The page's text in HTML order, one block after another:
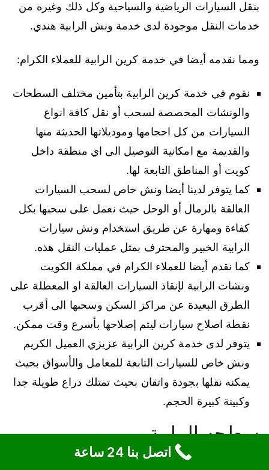
بنقل السيارات الرياضية والسياحية وكل ذلك وغيره من
خدمات النقل موجودة لدى خدمة ونش الرابية هندي.
ومما نقدمه أيضا في خدمة كرين الرابية للعملاء الكرام:
نقوم في خدمة كرين الرابية بتأمين مختلف السطحات
والونشات المخصصة لسحب أو نقل كافة انواع
السيارات من كل احجامها وموديلاتها الحديثة منها
والقديمة مع امكانية التوصيل الى اي منطقة داخل
كويت أو المناطق التابعة لها.
كما يتوفر لدينا أيضا ونش خاص لسحب السيارات
العالقة بالرمال أو الوحل حيث نعمل على سحبها بكل
كفاءة ومهارة عن طريق استخدام ونش سيارات
الرابية الخبير والمحترف بمثل عمليات النقل هذه.
كما نقدم أيضا للعملاء الكرام في مملكة الكويت
ونشات الرابية لإنقاذ السيارات العالقة او المعطلة على
الطرق البعيدة عن مراكز السكن وسحبها الى أقرب
نقطة اصلاح سيارات ليتم إصلاحها بأسرع وقت ممكن.
يتوفر لدى خدمة كرين الرابية عزيزي العميل الكريم
ونش خاص للسيارات التابعة للمعامل والأسواق بحيث
يمكنه نقلها بجودة واتقان بحيث تمتلك ذراع طويلة جدا
وكبينة كبيرة الحجم.
سطحه الرابية
اتصل بنا 24 ساعة